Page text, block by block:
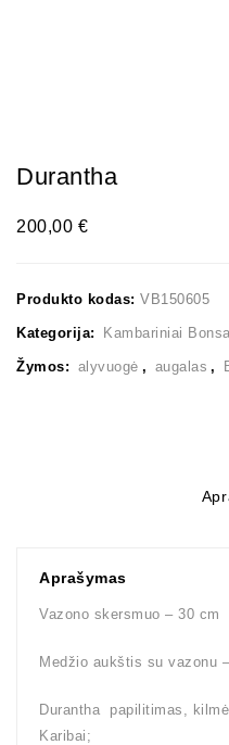
Durantha
200,00€
Produkto kodas: VB150605
Kategorija: Kambariniai
Žymos: alyvuogė , augalas ,
Aprašymas
Vazono skersmuo – 30 cm
Medžio aukštis su vazonu
Durantha papilitimas,
Karibai;